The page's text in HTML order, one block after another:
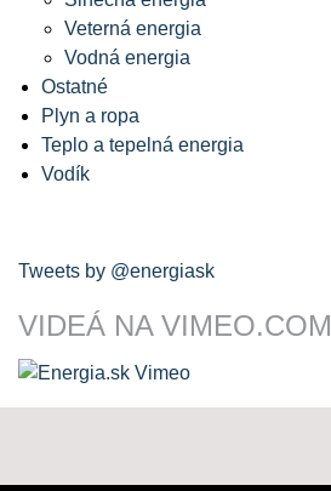
Veterná energia
Vodná energia
Ostatné
Plyn a ropa
Teplo a tepelná energia
Vodík
Tweets by @energiask
VIDEÁ NA VIMEO.COM